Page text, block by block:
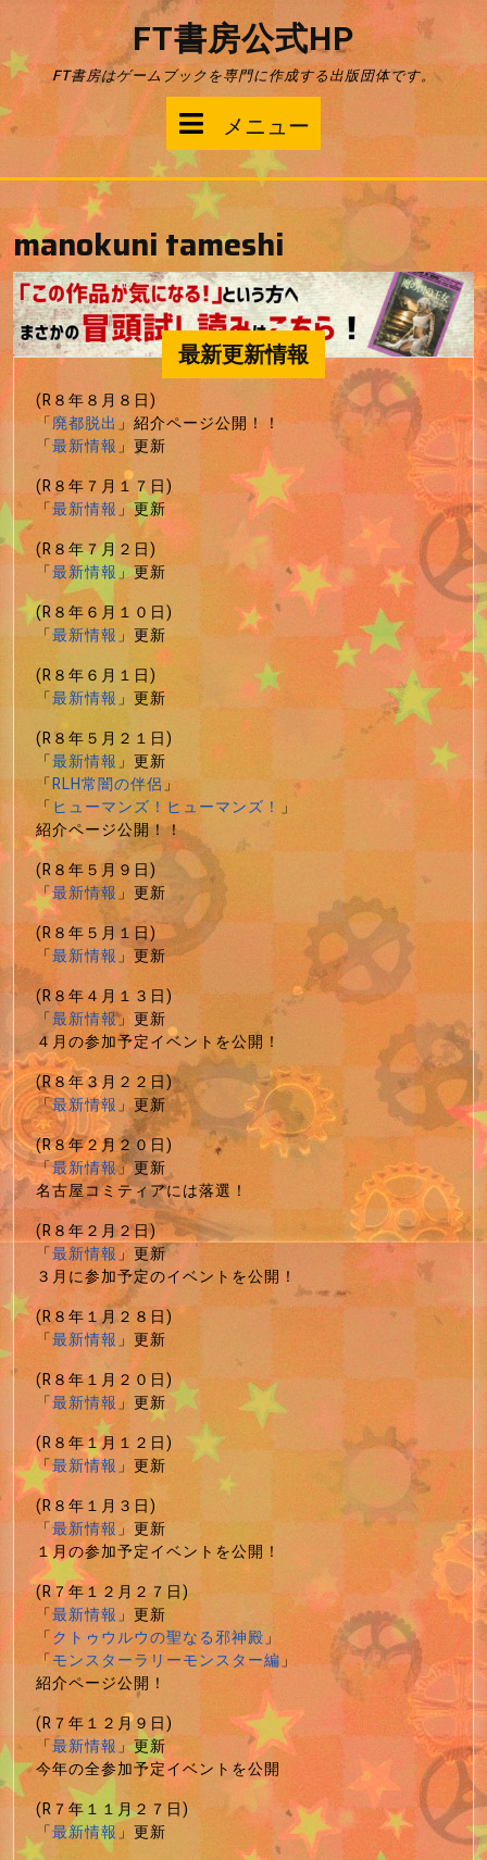
テ
ン
ツ
へ
FT書房公式HP
FT書房はゲームブックを専門に作成する出版団体です。
メニュー
ニ
ュ
ー
manokuni tameshi
最新更新情報
(R８年８月８日)
「廃都脱出」紹介ページ公開！！
「最新情報」更新
(R８年７月１７日)
「最新情報」更新
(R８年７月２日)
「最新情報」更新
(R８年６月１０日)
「最新情報」更新
(R８年６月１日)
「最新情報」更新
(R８年５月２１日)
「最新情報」更新
「RLH常闇の伴侶」
「ヒューマンズ！ヒューマンズ！ 」
紹介ページ公開！！
(R８年５月９日)
「最新情報」更新
(R８年５月１日)
「最新情報」更新
(R８年４月１３日)
「最新情報」更新
４月の参加予定イベントを公開！
(R８年３月２２日)
「最新情報」更新
(R８年２月２０日)
「最新情報」更新
名古屋コミティアには落選！
(R８年２月２日)
「最新情報」更新
３月に参加予定のイベントを公開！
(R８年１月２８日)
「最新情報」更新
(R８年１月２０日)
「最新情報」更新
(R８年１月１２日)
「最新情報」更新
(R８年１月３日)
「最新情報」更新
１月の参加予定イベントを公開！
(R７年１２月２７日)
「最新情報」更新
「クトゥウルウの聖なる邪神殿」
「モンスターラリーモンスター編」
紹介ページ公開！
(R７年１２月９日)
「最新情報」更新
今年の全参加予定イベントを公開
(R７年１１月２７日)
「最新情報」更新